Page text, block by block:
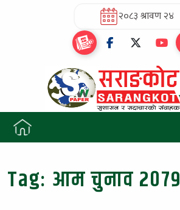
२०८३ श्रावण २४
Tag: आम चुनाव २०७९